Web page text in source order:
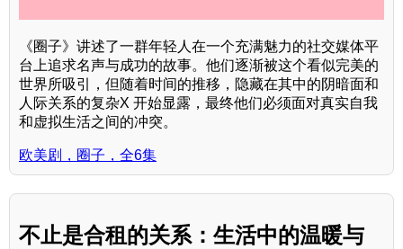
《圈子》讲述了一群年轻人在一个充满魅力的社交媒体平
台上追求名声与成功的故事。他们逐渐被这个看似完美的
世界所吸引，但随着时间的推移，隐藏在其中的阴暗面和
人际关系的复杂X 开始显露，最终他们必须面对真实自我
和虚拟生活之间的冲突。
欧美剧，圈子，全6集
不止是合租的关系：生活中的温暖与